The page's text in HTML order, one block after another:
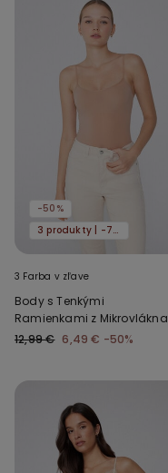
-50%
3 produkty | -70%
3 Farba v zľave
Body s Tenkými
Ramienkami z Mikrovlákna
12,99 € 6,49 € -50%